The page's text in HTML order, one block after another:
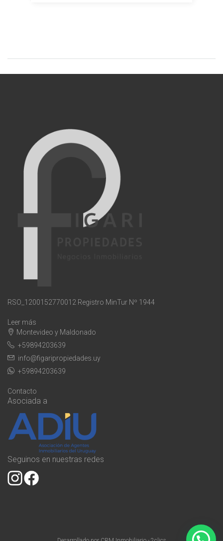
RSO_1200152770012 Registro MinTur Nº 1944
Leer más
Montevideo y Maldonado
+59894203639
info@figaripropiedades.uy
+59894203639
Contacto
Asociada a
Seguinos en nuestras redes